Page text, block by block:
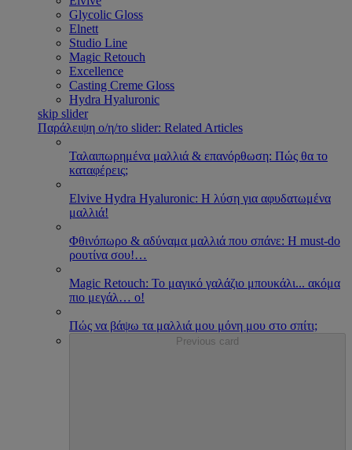
Glycolic Gloss
Elnett
Studio Line
Magic Retouch
Excellence
Casting Creme Gloss
Hydra Hyaluronic
skip slider
Παράλειψη ο/η/το slider: Related Articles
Ταλαιπωρημένα μαλλιά & επανόρθωση: Πώς θα το
καταφέρεις;
Εlvive Hydra Hyaluronic: H λύση για αφυδατωμένα
μαλλιά!
Φθινόπωρο & αδύναμα μαλλιά που σπάνε: Η must-do
ρουτίνα σου!…
Magic Retouch: Το μαγικό γαλάζιο μπουκάλι... ακόμα
πιο μεγάλ… ο!
Πώς να βάψω τα μαλλιά μου μόνη μου στο σπίτι;
Previous card